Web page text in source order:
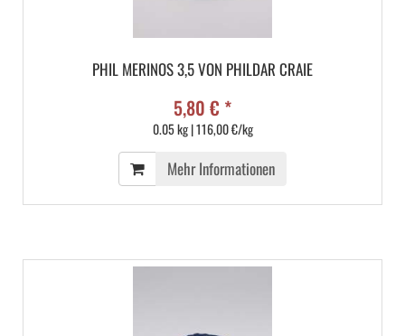
PHIL MERINOS 3,5 VON PHILDAR CRAIE
5,80 € *
0.05 kg | 116,00 €/kg
Mehr Informationen